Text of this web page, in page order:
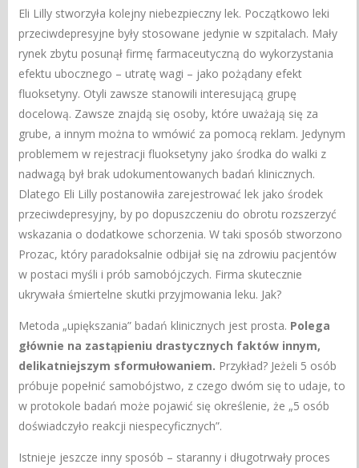
Eli Lilly stworzyła kolejny niebezpieczny lek. Początkowo leki
przeciwdepresyjne były stosowane jedynie w szpitalach. Mały
rynek zbytu posunął firmę farmaceutyczną do wykorzystania
efektu ubocznego – utratę wagi – jako pożądany efekt
fluoksetyny. Otyli zawsze stanowili interesującą grupę
docelową. Zawsze znajdą się osoby, które uważają się za
grube, a innym można to wmówić za pomocą reklam. Jedynym
problemem w rejestracji fluoksetyny jako środka do walki z
nadwagą był brak udokumentowanych badań klinicznych.
Dlatego Eli Lilly postanowiła zarejestrować lek jako środek
przeciwdepresyjny, by po dopuszczeniu do obrotu rozszerzyć
wskazania o dodatkowe schorzenia. W taki sposób stworzono
Prozac, który paradoksalnie odbijał się na zdrowiu pacjentów
w postaci myśli i prób samobójczych. Firma skutecznie
ukrywała śmiertelne skutki przyjmowania leku. Jak?
Metoda „upiększania” badań klinicznych jest prosta. Polega
głównie na zastąpieniu drastycznych faktów innym,
delikatniejszym sformułowaniem. Przykład? Jeżeli 5 osób
próbuje popełnić samobójstwo, z czego dwóm się to udaje, to
w protokole badań może pojawić się określenie, że „5 osób
doświadczyło reakcji niespecyficznych”.
Istnieje jeszcze inny sposób – staranny i długotrwały proces